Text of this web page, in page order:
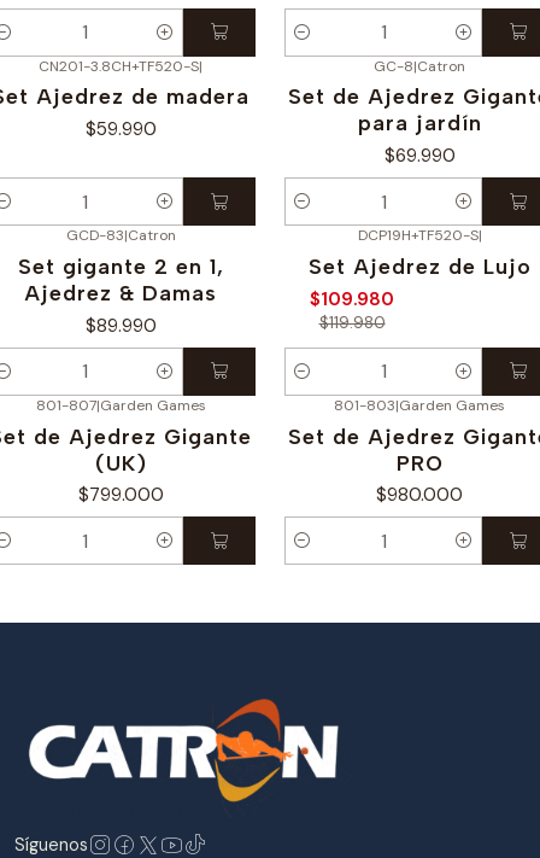
Cantidad
CN201-3.8CH+TF520-S|
Ajedrez de madera
$59.990
GC-8|Catron
Set de Ajedrez
para jardín
$69.990
Cantidad
GCD-83|Catron
Set gigante 2 en 1,
Ajedrez & Damas
$89.990
DCP19H+TF520-S|
Set Ajedrez de Lujo
$109.980
$119.980
Cantidad
801-807|Garden Games
de Ajedrez Gigante
(UK)
$799.000
801-803|Garden Games
Set de Ajedrez
PRO
$980.000
Cantidad
Síguenos